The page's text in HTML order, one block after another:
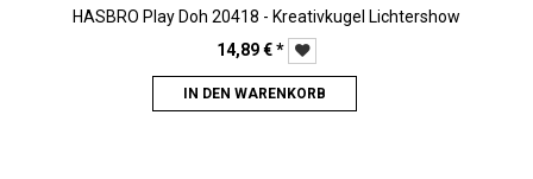
HASBRO Play Doh 20418 - Kreativkugel Lichtershow
14,89€*
IN DEN WARENKORB